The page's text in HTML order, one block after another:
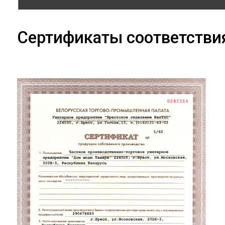
Сертификаты